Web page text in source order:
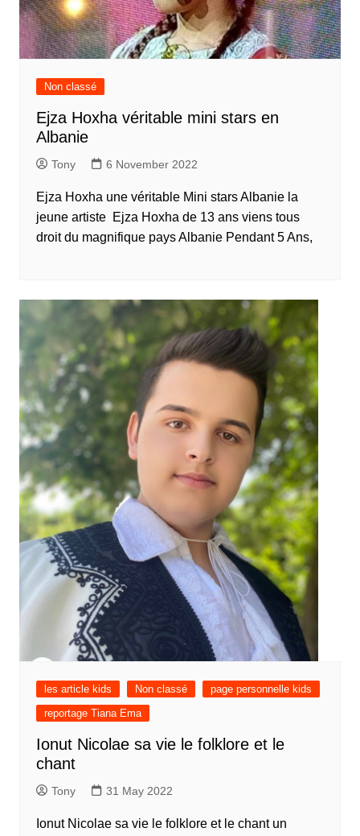
Non classé
Ejza Hoxha véritable mini stars en
Albanie
Tony 6 November 2022
Ejza Hoxha une véritable Mini stars Albanie la
jeune artiste Ejza Hoxha de 13 ans viens tous
droit du magnifique pays Albanie Pendant 5 Ans,
les article kids Non classé
page personnelle kids
reportage Tiana Ema
Ionut Nicolae sa vie le folklore et le
chant
Tony 31 May 2022
Ionut Nicolae sa vie le folklore et le chant un